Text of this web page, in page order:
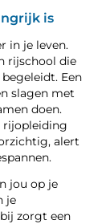
is
in je leven.
rijschool die
Een
slagen met
doen.
rijopleiding
alert
jou op je
je
zorgt een